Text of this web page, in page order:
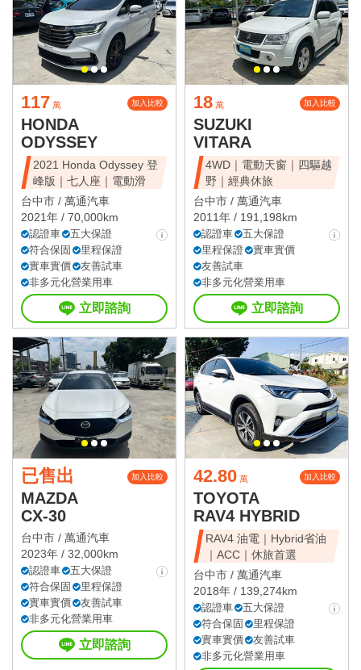
117 萬 加入比較
HONDA
ODYSSEY
2021 Honda Odyssey 登
峰版｜七人座｜電動滑
台中市 / 萬通汽車
2021年 / 70,000km
認證車
五大保證
符合保固
里程保證
實車實價
友善試車
非多元化營業用車
立即諮詢
18 萬 加入比較
SUZUKI
VITARA
4WD｜電動天窗｜四驅越
野｜經典休旅
台中市 / 萬通汽車
2011年 / 191,198km
認證車
五大保證
里程保證
實車實價
友善試車
非多元化營業用車
立即諮詢
已售出 加入比較
MAZDA
CX-30
台中市 / 萬通汽車
2023年 / 32,000km
認證車
五大保證
符合保固
里程保證
實車實價
友善試車
非多元化營業用車
立即諮詢
42.80 萬 加入比較
TOYOTA
RAV4 HYBRID
RAV4 油電｜Hybrid省油
｜ACC｜休旅首選
台中市 / 萬通汽車
2018年 / 139,274km
認證車
五大保證
符合保固
里程保證
實車實價
友善試車
非多元化營業用車